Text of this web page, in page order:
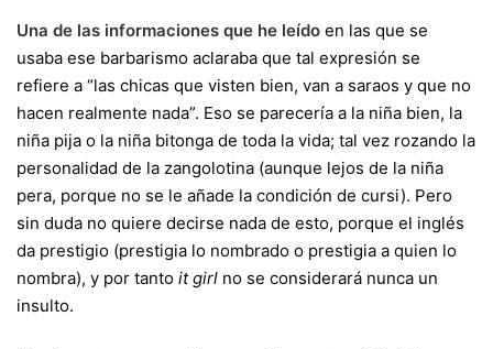
Una de las informaciones que he leído en las que se
usaba ese barbarismo aclaraba que tal expresión se
refiere a “las chicas que visten bien, van a saraos y que no
hacen realmente nada”. Eso se parecería a la niña bien, la
niña pija o la niña bitonga de toda la vida; tal vez rozando la
personalidad de la zangolotina (aunque lejos de la niña
pera, porque no se le añade la condición de cursi). Pero
sin duda no quiere decirse nada de esto, porque el inglés
da prestigio (prestigia lo nombrado o prestigia a quien lo
nombra), y por tanto it girl no se considerará nunca un
insulto.